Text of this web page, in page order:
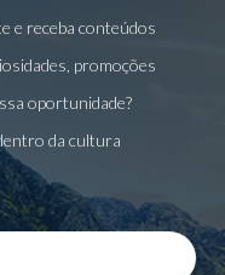
e receba conteúdos
promoções
oportunidade?
da cultura